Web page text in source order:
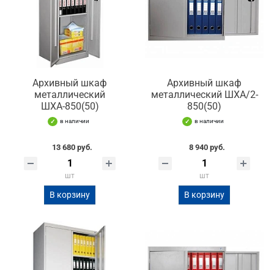
Архивный шкаф
металлический
ШХА-850(50)
в наличии
13 680 руб.
шт
В корзину
Архивный шкаф
металлический ШХА/2-
850(50)
в наличии
8 940 руб.
шт
В корзину